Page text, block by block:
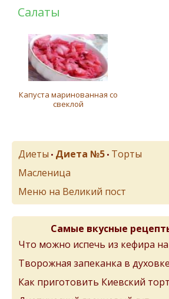
Салаты
Капуста маринованная со
свеклой
Диеты • Диета №5 • Торты
Масленица
Меню на Великий пост
Самые вкусные
Что можно испечь из кефира
Творожная запеканка в духовке
Как приготовить Киевский торт